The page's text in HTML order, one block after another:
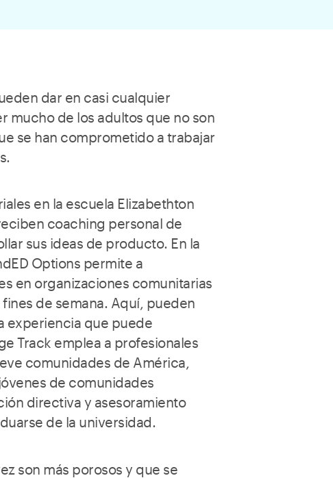
dar en casi cualquier
mucho de los adultos que no son
se han comprometido a trabajar
en la escuela Elizabethton
coaching personal de
sus ideas de producto. En la
Options permite a
en organizaciones comunitarias
de semana. Aquí, pueden
experiencia que puede
Track emplea a profesionales
comunidades de América,
de comunidades
directiva y asesoramiento
de la universidad.
son más porosos y que se